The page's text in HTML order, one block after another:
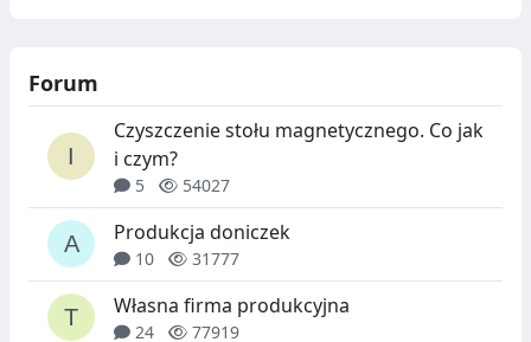
Forum
Czyszczenie stołu magnetycznego. Co jak
i czym?
5 54027
Produkcja doniczek
10 31777
Własna firma produkcyjna
24 77919